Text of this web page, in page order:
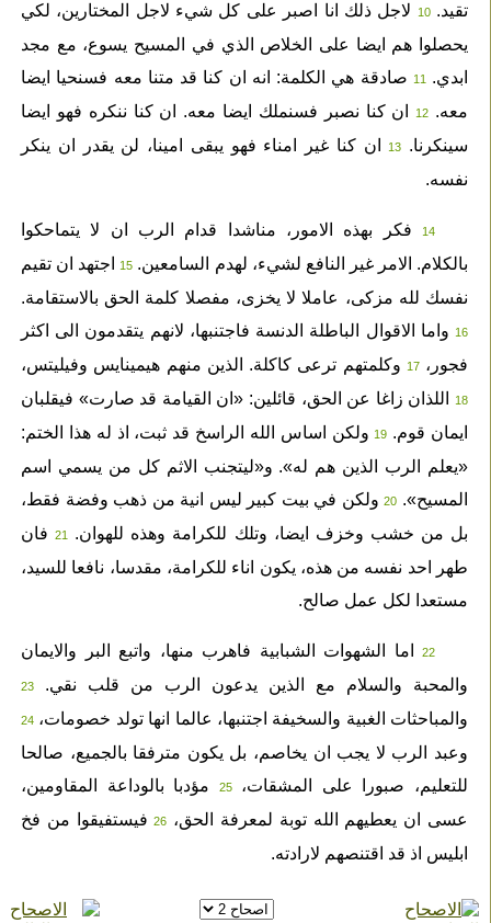
تقيد. 10لاجل ذلك انا اصبر على كل شيء لاجل المختارين، لكي
يحصلوا هم ايضا على الخلاص الذي في المسيح يسوع، مع مجد
ابدي.
11صادقة هي الكلمة: انه ان كنا قد متنا معه فسنحيا ايضا
معه. 12ان كنا نصبر فسنملك ايضا معه. ان كنا ننكره فهو ايضا
سينكرنا.
13ان كنا غير امناء فهو يبقى امينا، لن يقدر ان ينكر
نفسه.
14فكر بهذه الامور، مناشدا قدام الرب ان لا يتماحكوا
بالكلام. الامر غير النافع لشيء، لهدم السامعين. 15اجتهد ان تقيم
نفسك لله مزكى، عاملا لا يخزى، مفصلا كلمة الحق بالاستقامة.
16واما الاقوال الباطلة الدنسة فاجتنبها، لانهم يتقدمون الى اكثر
فجور، 17وكلمتهم ترعى كاكلة. الذين منهم هيمينايس وفيليتس،
18اللذان زاغا عن الحق، قائلين: «ان القيامة قد صارت» فيقلبان
ايمان قوم. 19ولكن اساس الله الراسخ قد ثبت، اذ له هذا الختم:
«يعلم الرب الذين هم له». و«ليتجنب الاثم كل من يسمي اسم
المسيح». 20ولكن في بيت كبير ليس انية من ذهب وفضة فقط،
بل من خشب وخزف ايضا، وتلك للكرامة وهذه للهوان.
21فان
طهر احد نفسه من هذه، يكون اناء للكرامة، مقدسا، نافعا للسيد،
مستعدا لكل عمل صالح.
22اما الشهوات الشبابية فاهرب منها، واتبع البر والايمان
والمحبة والسلام مع الذين يدعون الرب من قلب نقي.
23
والمباحثات الغبية والسخيفة اجتنبها، عالما انها تولد خصومات، 24
وعبد الرب لا يجب ان يخاصم، بل يكون مترفقا بالجميع، صالحا
للتعليم، صبورا على المشقات،
25مؤدبا بالوداعة المقاومين،
عسى ان يعطيهم الله توبة لمعرفة الحق، 26فيستفيقوا من فخ
ابليس اذ قد اقتنصهم لارادته.